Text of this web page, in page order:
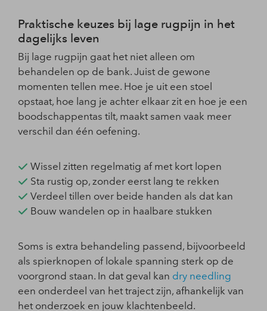
Praktische keuzes bij lage rugpijn in het
dagelijks leven
Bij lage rugpijn gaat het niet alleen om
behandelen op de bank. Juist de gewone
momenten tellen mee. Hoe je uit een stoel
opstaat, hoe lang je achter elkaar zit en hoe je een
boodschappentas tilt, maakt samen vaak meer
verschil dan één oefening.
Wissel zitten regelmatig af met kort lopen
Sta rustig op, zonder eerst lang te rekken
Verdeel tillen over beide handen als dat kan
Bouw wandelen op in haalbare stukken
Soms is extra behandeling passend, bijvoorbeeld
als spierknopen of lokale spanning sterk op de
voorgrond staan. In dat geval kan dry needling
een onderdeel van het traject zijn, afhankelijk van
het onderzoek en jouw klachtenbeeld.